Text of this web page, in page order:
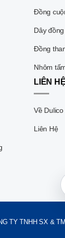
Đồng
Dây
Đồng
Nhôm
LIÊN HỆ
Về Dulico
Liên Hệ
TY TNHH SX &